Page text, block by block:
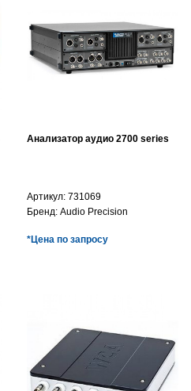
Анализатор аудио 2700 series
Артикул: 731069
Бренд: Audio Precision
*Цена по запросу